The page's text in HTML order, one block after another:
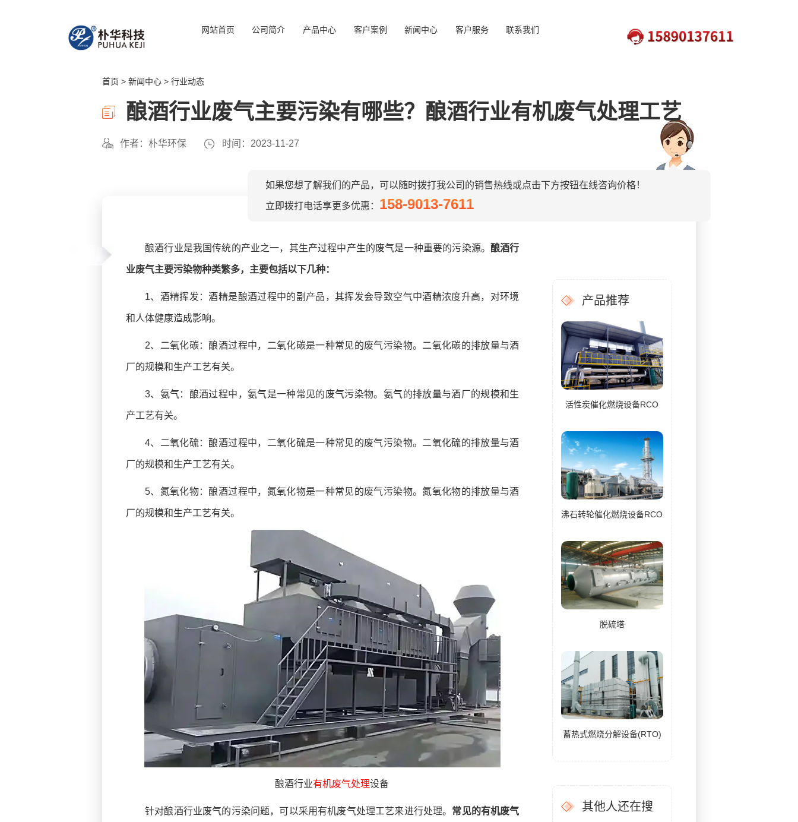
网站首页 公司简介 产品中心 客户案例 新闻中心 客户服务 联系我们
首页 > 新闻中心 > 行业动态
酿酒行业废气主要污染有哪些？酿酒行业有机废气处理工艺
作者：朴华环保 时间：2023-11-27
如果您想了解我们的产品，可以随时拨打我公司的销售热线或点击下方按钮在线咨询价格！
立即拨打电话享更多优惠： 158-9013-7611
酿酒行业是我国传统的产业之一，其生产过程中产生的废气是一种重要的污染源。 酿酒行
业废气主要污染物种类繁多，主要包括以下几种：
1、酒精挥发：酒精是酿酒过程中的副产品，其挥发会导致空气中酒精浓度升高，对环境
和人体健康造成影响。
2、二氧化碳：酿酒过程中，二氧化碳是一种常见的废气污染物。二氧化碳的排放量与酒
厂的规模和生产工艺有关。
3、氨气：酿酒过程中，氨气是一种常见的废气污染物。氨气的排放量与酒厂的规模和生
产工艺有关。
4、二氧化硫：酿酒过程中，二氧化硫是一种常见的废气污染物。二氧化硫的排放量与酒
厂的规模和生产工艺有关。
5、氮氧化物：酿酒过程中，氮氧化物是一种常见的废气污染物。氮氧化物的排放量与酒
厂的规模和生产工艺有关。
酿酒行业有机废气处理设备
针对酿酒行业废气的污染问题，可以采用有机废气处理工艺来进行处理。 常见的有机废气
产品推荐
活性炭催化燃烧设备RCO
沸石转轮催化燃烧设备RCO
脱硫塔
蓄热式燃烧分解设备(RTO)
其他人还在搜